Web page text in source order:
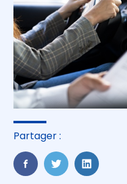
Partager :
FaceBook
TwitterLinkedIn